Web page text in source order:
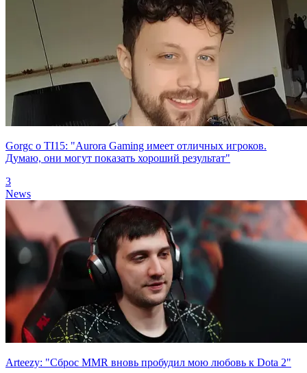
Gorgc о TI15: "Aurora Gaming имеет отличных игроков.
Думаю, они могут показать хороший результат"
3
News
Arteezy: "Сброс MMR вновь пробудил мою любовь к Dota 2"